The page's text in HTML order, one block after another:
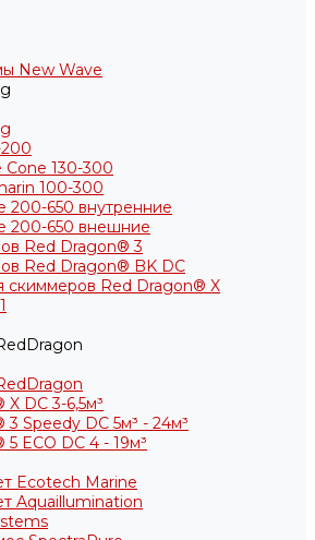
New Wave
130-300
100-300
200-650 внутренние
200-650 внешние
Red Dragon® 3
Red Dragon® BK DC
скиммеров Red Dragon® X
DC 3-6,5м³
Speedy DC 5м³ - 24м³
ECO DC 4 - 19м³
Ecotech Marine
Aquaillumination